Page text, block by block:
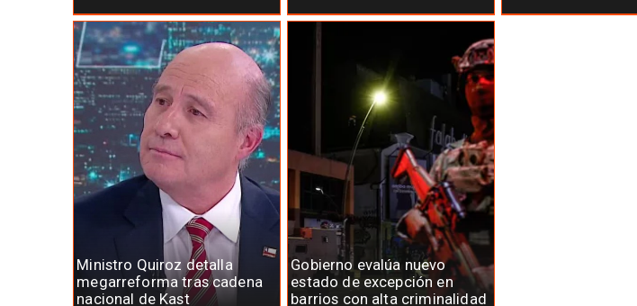
Ministro Quiroz detalla
megarreforma tras cadena
nacional de Kast
Gobierno evalúa nuevo
estado de excepción en
barrios con alta criminalidad